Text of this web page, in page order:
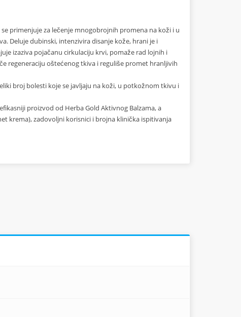
primenjuje za lečenje mnogobrojnih promena na koži i u
Deluje dubinski, intenzivira disanje kože, hrani je i
izaziva pojačanu cirkulaciju krvi, pomaže rad lojnih i
regeneraciju oštećenog tkiva i reguliše promet hranljivih
broj bolesti koje se javljaju na koži, u potkožnom tkivu i
proizvod od Herba Gold Aktivnog Balzama, a
krema), zadovoljni korisnici i brojna klinička ispitivanja